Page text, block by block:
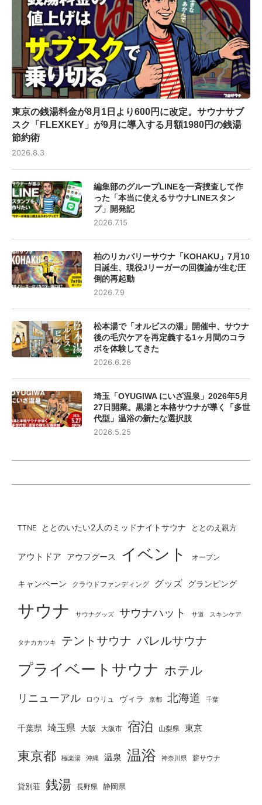
東京の銭湯料金が8月1日より600円に改定。サウナサブ
スク「FLEXKEY」が9月に導入する月額1980円の銭湯
節約術
2026.8.3
編集部のグループLINEを一斉捜査して作
った「本当に使えるサウナLINEスタン
プ」開発記
2026.7.15
柏のリカバリーサウナ「KOHAKU」7月10
日誕生、現役Jリーガーの回復論が生む圧
倒的再起動
2026.7.9
松本湯で「オルビスの湯」開催中、サウナ
後の毛穴ケアを再定義する1ヶ月間のコラ
ボを体験してきた
2026.6.26
埼玉「OYUGIWA にいざ温泉」2026年5月
27日開業。黒湯と本格サウナが導く「多世
代型」温浴の新たな選択肢
2026.5.25
TTNE ととのいたい2人のミッドナイトサウナ ととのえ親方
アウトドア アウフグース イベント オープン
キャンペーン クラウドファンディング グッズ グランピング
サウナ サウナグッズ サウナハット サ道 スキンケア
タナカカツキ テントサウナ バレルサウナ
プライベートサウナ ホテル
リニューアル ロウリュ ヴィラ 京都 北海道 千葉
千葉県 埼玉県 大阪 大阪市 宿泊 山梨県 東京
東京都 極楽湯 沖縄 温泉 温浴 神奈川県 薪サウナ
貸別荘 銭湯 長野県 静岡県